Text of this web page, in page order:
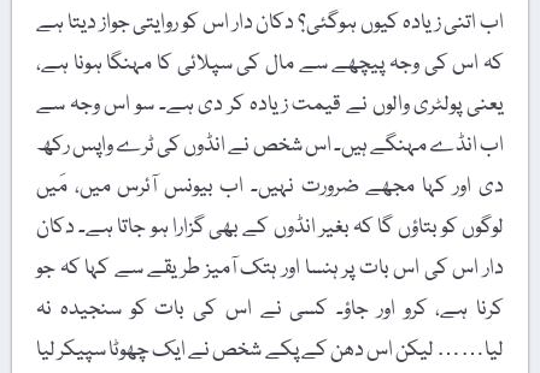
اب اتنی زیادہ کیوں ہوگئی؟ دکان دار اس کو روایتی جواز دیتا ہے
کہ اس کی وجہ پیچھے سے مال کی سپلائی کا مہنگا ہونا ہے،
یعنی پولٹری والوں نے قیمت زیادہ کر دی ہے۔ سو اس وجہ سے
اب انڈے مہنگے ہیں۔ اس شخص نے انڈوں کی ٹرے واپس رکھ
دی اور کہا مجھے ضرورت نہیں۔ اب بیونس آئرس میں، مَیں
لوگوں کو بتاؤں گا کہ بغیر انڈوں کے بھی گزارا ہو جاتا ہے۔ دکان
دار اس کی اس بات پر ہنسا اور ہتک آمیز طریقے سے کہا کہ جو
کرنا ہے، کرو اور جاؤ۔ کسی نے اس کی بات کو سنجیدہ نہ
لیا…… لیکن اس دھن کے پکے شخص نے ایک چھوٹا سپیکر لیا